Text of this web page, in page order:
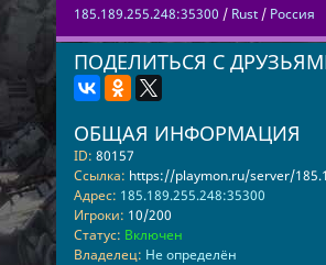
185.189.255.248:35300 / Rust/ Россия
ПОДЕЛИТЬСЯ С
ОБЩАЯ ИНФОРМАЦИЯ
ID: 80157
Ссылка: https://playmon.ru/server/
Адрес: 185.189.255.248:35300
Игроки: 10/200
Статус: Включен
Владелец: Не определён